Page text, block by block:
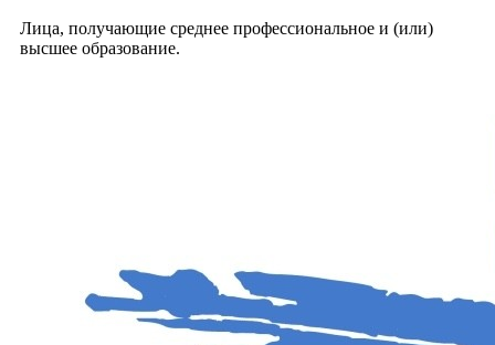
Лица, получающие среднее профессиональное и (или)
высшее образование.